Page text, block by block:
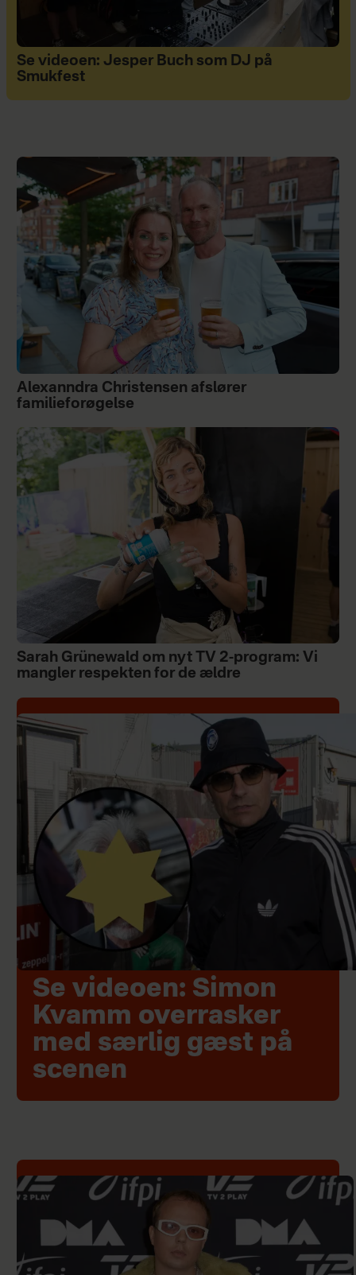
Se videoen: Jesper Buch som DJ på
Smukfest
Alexanndra Christensen afslører
familieforøgelse
Sarah Grünewald om nyt TV 2-program: Vi
mangler respekten for de ældre
Se videoen: Simon
Kvamm overrasker
med særlig gæst på
scenen